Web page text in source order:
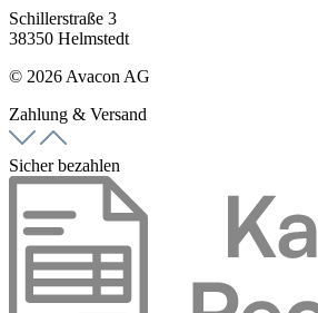
Schillerstraße 3
38350 Helmstedt
© 2026 Avacon AG
Zahlung & Versand
Sicher bezahlen